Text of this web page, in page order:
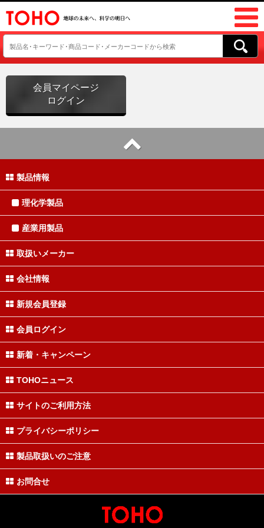
会員マイページ
ログイン
製品情報
理化学製品
産業用製品
取扱いメーカー
会社情報
新規会員登録
会員ログイン
新着・キャンペーン
TOHOニュース
サイトのご利用方法
プライバシーポリシー
製品取扱いのご注意
お問合せ